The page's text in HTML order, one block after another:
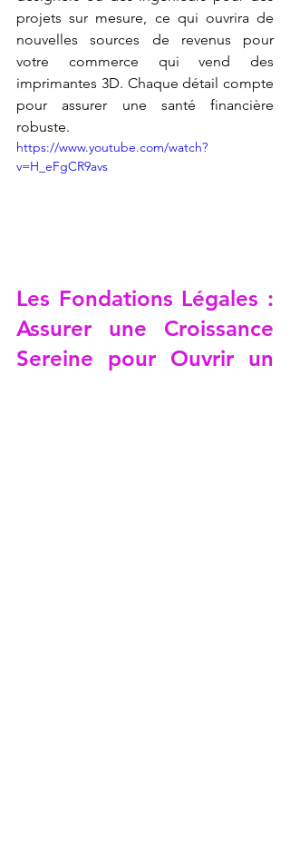
projets sur mesure, ce qui ouvrira de
nouvelles sources de revenus pour
votre commerce qui vend des
imprimantes 3D. Chaque détail compte
pour assurer une santé financière
robuste.
https://www.youtube.com/watch?
v=H_eFgCR9avs
Les Fondations Légales :
Assurer une Croissance
Sereine pour Ouvrir un